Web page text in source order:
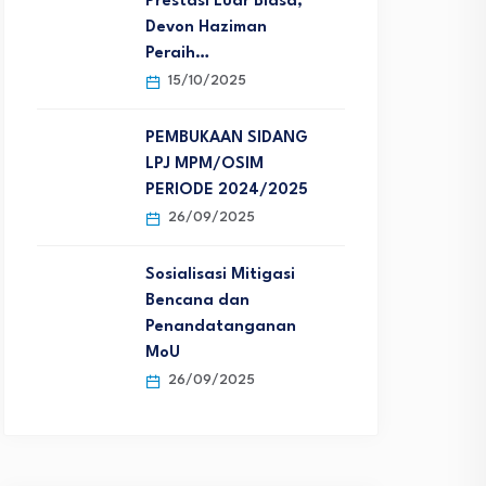
Devon Haziman
Peraih…
15/10/2025
PEMBUKAAN SIDANG
LPJ MPM/OSIM
PERIODE 2024/2025
26/09/2025
Sosialisasi Mitigasi
Bencana dan
Penandatanganan
MoU
26/09/2025